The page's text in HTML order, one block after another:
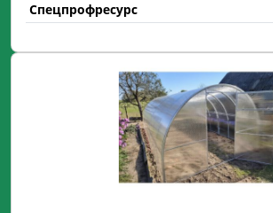
Спецпрофресурс